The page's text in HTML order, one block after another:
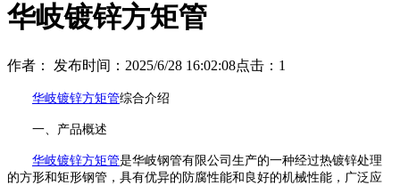
华岐镀锌方矩管
作者： 发布时间：2025/6/28 16:02:08点击： 1
华岐镀锌方矩管综合介绍
一、产品概述
华岐镀锌方矩管是华岐钢管有限公司生产的一种经过热镀锌处理
的方形和矩形钢管，具有优异的防腐性能和良好的机械性能，广泛应